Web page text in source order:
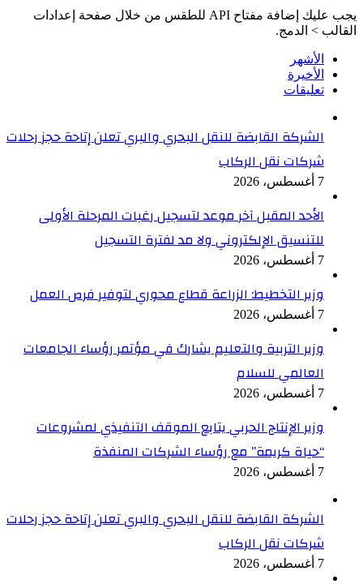
يجب عليك إضافة مفتاح API للطقس من خلال صفحة إعدادات
القالب > الدمج.
الأشهر
الأخيرة
تعليقات
الشركة القابضة للنقل البحري والبري تعلن إتاحة حجز رحلات
شركات نقل الركاب
7 أغسطس، 2026
الأحد المقبل آخر موعد لتسجيل رغبات المرحلة الأولى
للتنسيق الإلكتروني ولا مد لفترة التسجيل
7 أغسطس، 2026
وزير التخطيط: الزراعة قطاع محوري لتوفير فرص العمل
7 أغسطس، 2026
وزير التربية والتعليم يشارك في مؤتمر رؤساء الجامعات
العالمي للسلام
7 أغسطس، 2026
وزير الإنتاج الحربي يتابع الموقف التنفيذي لمشروعات
“حياة كريمة” مع رؤساء الشركات المنفذة
7 أغسطس، 2026
الشركة القابضة للنقل البحري والبري تعلن إتاحة حجز رحلات
شركات نقل الركاب
7 أغسطس، 2026